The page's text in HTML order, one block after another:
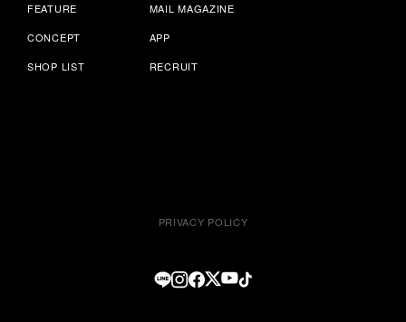
FEATURE
CONCEPT
SHOP LIST
MAIL MAGAZINE
APP
RECRUIT
PRIVACY POLICY